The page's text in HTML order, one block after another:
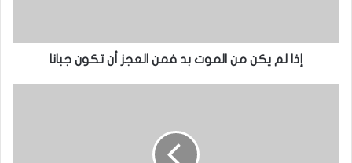
إذا لم يكن من الموت بد فمن العجز أن تكون جبانا